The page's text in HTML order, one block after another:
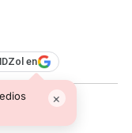
en
×